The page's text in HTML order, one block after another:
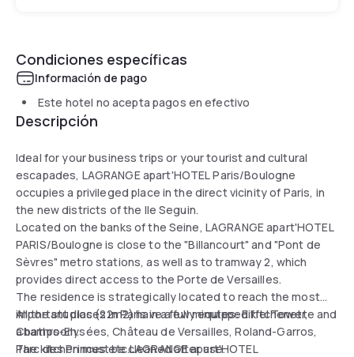
Condiciones específicas
Información de pago
Este hotel no acepta pagos en efectivo
Descripción
Ideal for your business trips or your tourist and cultural
escapades, LAGRANGE apart'HOTEL Paris/Boulogne
occupies a privileged place in the direct vicinity of Paris, in
the new districts of the Ile Seguin.
Located on the banks of the Seine, LAGRANGE apart'HOTEL
PARIS/Boulogne is close to the "Billancourt" and "Pont de
Sèvres" metro stations, as well as to tramway 2, which
provides direct access to the Porte de Versailles.
The residence is strategically located to reach the most
important places in Paris in a few minutes: Eiffel Tower,
Champs-Elysées, Château de Versailles, Roland-Garros,
Parc des Princes etc.LAGRANGE apart'HOTEL
All the studios (22m2) have a fully equipped kitchenette and
a bathroom.
The kitchen must be cleaned after use.